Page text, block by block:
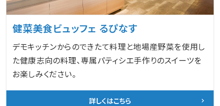
健菜美食ビュッフェ るぴなす
デモキッチンからのできたて料理と地場産野菜を使用し
た健康志向の料理、専属パティシエ手作りのスイーツを
お楽しみください。
詳しくはこちら